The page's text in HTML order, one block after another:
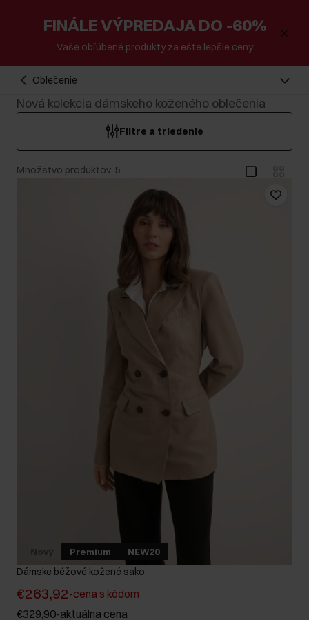
FINÁLE VÝPREDAJA DO -60%
Vaše obľúbené produkty za ešte lepšie ceny
Oblečenie
Nová kolekcia dámskeho koženého oblečenia
Filtre a triedenie
Množstvo produktov: 5
Premium NEW20
Dámske béžové kožené sako
€263,92-cena s kódom
€329,90-aktuálna cena